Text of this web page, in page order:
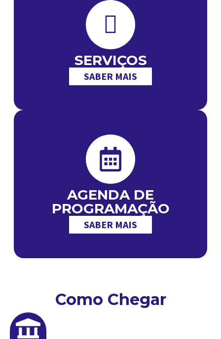
SERVIÇOS
SABER MAIS
AGENDA DE
PROGRAMAÇÃO
SABER MAIS
Como Chegar